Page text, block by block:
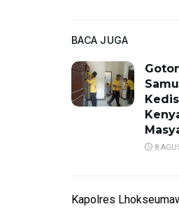
BACA JUGA
8
Kapolres